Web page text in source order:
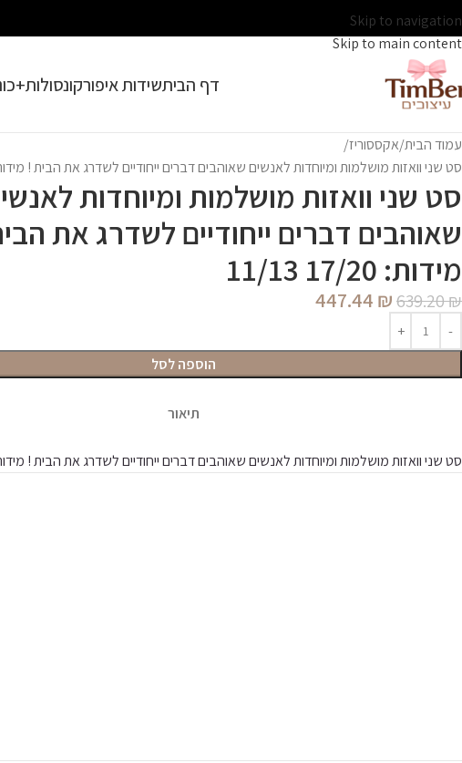
Skip to navigation
Skip to main content
דף הביתשידות איפור
עמוד הבית אקססוריז
סט שני וואזות מושלמות ומיוחדות לאנשים שאוהבים דברים ייחודיים לשדרג את הבית ! מידות: 17/20 11/
סט שני וואזות מושלמות ומיוחדות
שאוהבים דברים ייחודיים לשדרג את
מידות: 17/20 11/13
639.20₪
447.44 ₪
הוספה לסל
תיאור
סט שני וואזות מושלמות ומיוחדות לאנשים שאוהבים דברים ייחודיים לשדרג את הבית ! מידות: